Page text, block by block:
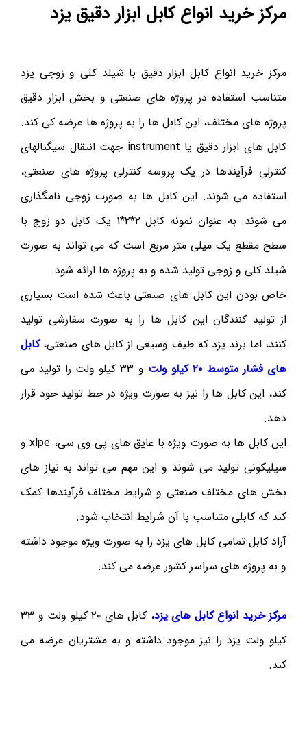
مرکز خرید انواع کابل ابزار دقیق یزد
مرکز خرید انواع کابل ابزار دقیق با شیلد کلی و زوجی یزد
متناسب استفاده در پروژه های صنعتی و بخش ابزار دقیق
پروژه های مختلف، این کابل ها را به پروژه ها عرضه کی کند.
کابل های ابزار دقیق یا instrument جهت انتقال سیگنالهای
کنترلی فرآیندها در یک پروسه کنترلی پروژه های صنعتی،
استفاده می شوند. این کابل ها به صورت زوجی نامگذاری
می شوند. به عنوان نمونه کابل ۲*۲*۱ یک کابل دو زوج با
سطح مقطع یک میلی متر مربع است که می تواند به صورت
شیلد کلی و زوجی تولید شده و به پروژه ها ارائه شود.
خاص بودن این کابل های صنعتی باعث شده است بسیاری
از تولید کنندگان این کابل ها را به صورت سفارشی تولید
کنند، اما برند یزد که طیف وسیعی از کابل های صنعتی،کابل
های فشار متوسط ۲۰ کیلو ولت
و ۳۳ کیلو ولت را تولید می
کند، این کابل ها را نیز به صورت ویژه در خط تولید خود قرار
دهد.
این کابل ها به صورت ویژه با عایق های پی وی سی، xlpe و
سیلیکونی تولید می شوند و این مهم می تواند به نیاز های
بخش های مختلف صنعتی و شرایط مختلف فرآیندها کمک
کند که کابلی متناسب با آن شرایط انتخاب شود.
آراد کابل تمامی کابل های یزد را به صورت ویژه موجود داشته
و به پروژه های سراسر کشور عرضه می کند.
مرکز خرید انواع کابل های یزد
، کابل های ۲۰ کیلو ولت و ۳۳
کیلو ولت یزد را نیز موجود داشته و به مشتریان عرضه می
کند.